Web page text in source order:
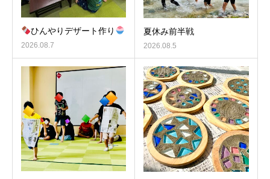
ひんやりデザート作り
2026.08.7
夏休み前半戦
2026.08.5